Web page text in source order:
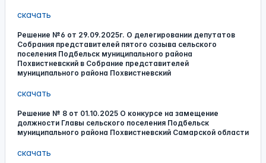
скачать
Решение №6 от 29.09.2025г. О делегировании депутатов
Собрания представителей пятого созыва сельского
поселения Подбельск муниципального района
Похвистневский в Собрание представителей
муниципального района Похвистневский
скачать
Решение № 8 от 01.10.2025 О конкурсе на замещение
должности Главы сельского поселения Подбельск
муниципального района Похвистневский Самарской области
скачать